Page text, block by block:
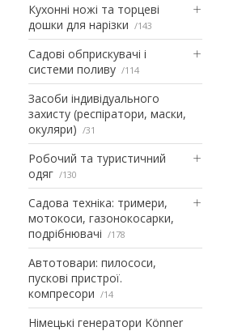
Кухонні ножі та торцеві
дошки для нарізки
143
Садові обприскувачі і
системи поливу
114
Засоби індивідуального
захисту (респіратори, маски,
окуляри)
31
Робочий та туристичний
одяг
130
Садова техніка: тримери,
мотокоси, газонокосарки,
подрібнювачі
178
Автотовари: пилососи,
пускові пристрої.
компресори
14
Німецькі генератори Könner